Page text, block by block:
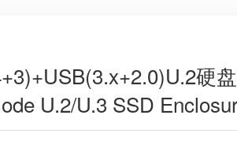
硬
U.2/U.3 SSD